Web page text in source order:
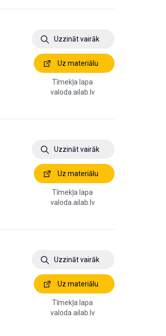
Uzzināt vairāk
Uz materiālu
Tīmekļa lapa
valoda.ailab.lv
Uzzināt vairāk
Uz materiālu
Tīmekļa lapa
valoda.ailab.lv
Uzzināt vairāk
Uz materiālu
Tīmekļa lapa
valoda.ailab.lv